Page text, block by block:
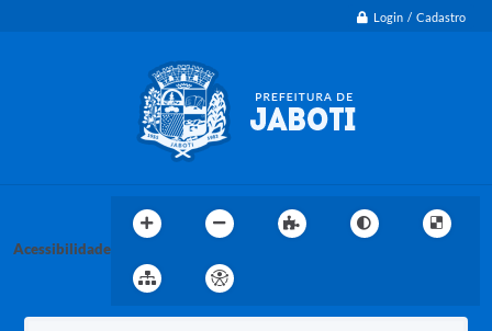
Login / Cadastro
Acessibilidade